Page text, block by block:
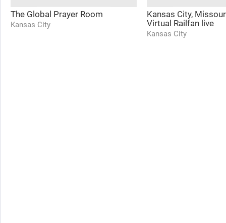
The Global Prayer Room
Kansas City
Kansas City,
Virtual Railfan live
Kansas City